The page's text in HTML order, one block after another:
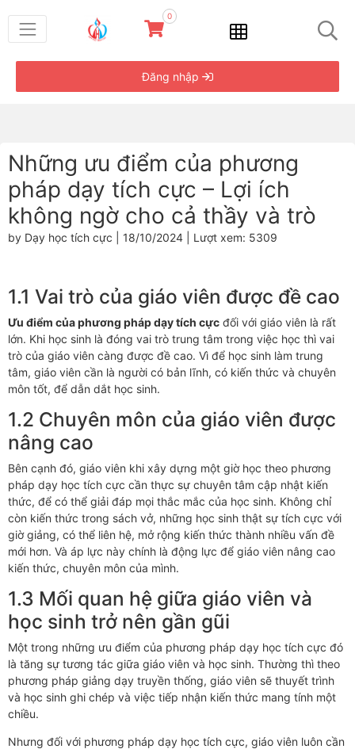
0
Đăng nhập
Những ưu điểm của phương
pháp dạy tích cực – Lợi ích
không ngờ cho cả thầy và trò
by Dạy học tích cực | 18/10/2024 | Lượt xem: 5309
1.1 Vai trò của giáo viên được đề cao
Ưu điểm của phương pháp dạy tích cực đối với giáo viên là rất
lớn. Khi học sinh là đóng vai trò trung tâm trong việc học thì vai
trò của giáo viên càng được đề cao. Vì để học sinh làm trung
tâm, giáo viên cần là người có bản lĩnh, có kiến thức và chuyên
môn tốt, để dẫn dắt học sinh.
1.2 Chuyên môn của giáo viên được
nâng cao
Bên cạnh đó, giáo viên khi xây dựng một giờ học theo phương
pháp dạy học tích cực cần thực sự chuyên tâm cập nhật kiến
thức, để có thể giải đáp mọi thắc mắc của học sinh. Không chỉ
còn kiến thức trong sách vở, những học sinh thật sự tích cực với
giờ giảng, có thể liên hệ, mở rộng kiến thức thành nhiều vấn đề
mới hơn. Và áp lực này chính là động lực để giáo viên nâng cao
kiến thức, chuyên môn của mình.
1.3 Mối quan hệ giữa giáo viên và
học sinh trở nên gần gũi
Một trong những ưu điểm của phương pháp dạy học tích cực đó
là tăng sự tương tác giữa giáo viên và học sinh. Thường thì theo
phương pháp giảng dạy truyền thống, giáo viên sẽ thuyết trình
và học sinh ghi chép và việc tiếp nhận kiến thức mang tính một
chiều.
Nhưng đối với phương pháp dạy học tích cực, giáo viên luôn cần